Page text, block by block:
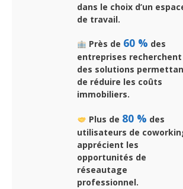
dans le choix d’un
de travail.
Près de 60 % des
entreprises recherchent
des solutions
de réduire les coûts
immobiliers.
Plus de 80 % des
utilisateurs de
apprécient les
opportunités de
réseautage
professionnel.